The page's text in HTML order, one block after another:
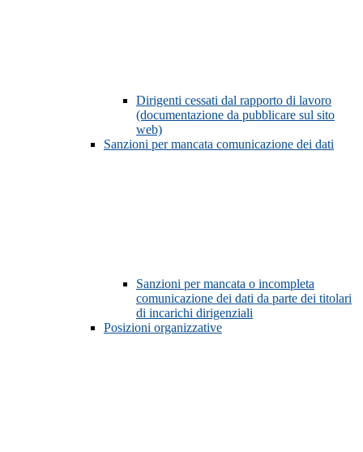
Dirigenti cessati dal rapporto di lavoro
(documentazione da pubblicare sul sito
web)
Sanzioni per mancata comunicazione dei dati
Sanzioni per mancata o incompleta
comunicazione dei dati da parte dei titolari
di incarichi dirigenziali
Posizioni organizzative